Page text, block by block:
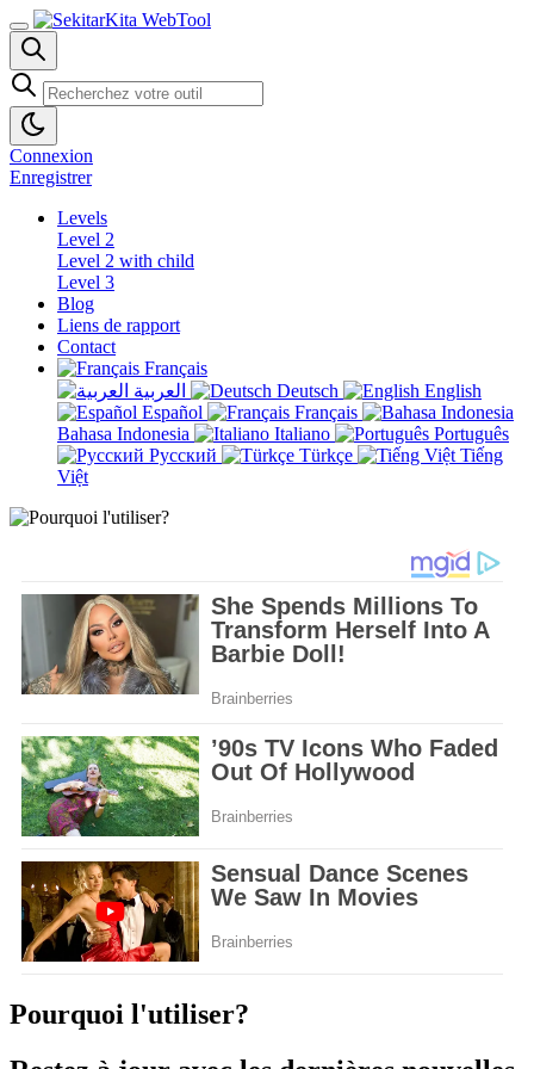
Connexion
Enregistrer
Levels
Level 2
Level 2 with child
Level 3
Blog
Liens de rapport
Contact
Français
Deutsch
English
Español
Français
Bahasa Indonesia
Italiano
Português
Русский
Türkçe
Tiếng
Việt
Pourquoi l'utiliser?